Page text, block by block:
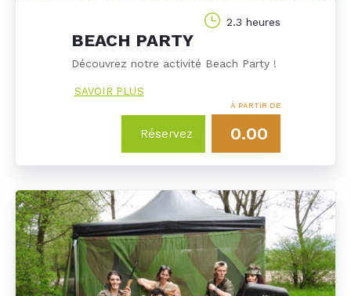
2.3 heures
BEACH PARTY
Découvrez notre activité Beach Party !
SAVOIR PLUS
Réservez
À PARTIR DE
0.00